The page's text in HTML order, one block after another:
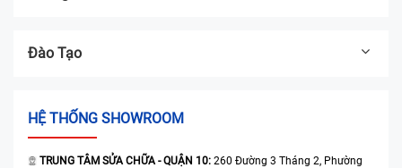
Đào Tạo
HỆ THỐNG SHOWROOM
TRUNG TÂM SỬA CHỮA - QUẬN 10: 260 Đường 3 Tháng 2, Phường